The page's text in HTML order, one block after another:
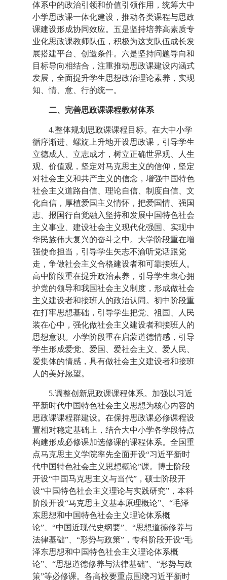
体系中的政治引领和价值引领作用，统筹大中
小学思政课一体化建设，推动各类课程与思政
课建设形成协同效应。五是坚持培养高素质专
业化思政课教师队伍，积极为这支队伍成长发
展搭建平台、创造条件。六是坚持问题导向和
目标导向相结合，注重推动思政课建设内涵式
发展，全面提升学生思想政治理论素养，实现
知、情、意、行的统一。
二、完善思政课课程教材体系
4.整体规划思政课课程目标。在大中小学
循序渐进、螺旋上升地开设思政课，引导学生
立德成人、立志成才，树立正确世界观、人生
观、价值观，坚定对马克思主义的信仰，坚定
对社会主义和共产主义的信念，增强中国特色
社会主义道路自信、理论自信、制度自信、文
化自信，厚植爱国主义情怀，把爱国情、强国
志、报国行自觉融入坚持和发展中国特色社会
主义事业、建设社会主义现代化强国、实现中
华民族伟大复兴的奋斗之中。大学阶段重在增
强使命担当，引导学生矢志不渝听党话跟党
走，争做社会主义合格建设者和可靠接班人。
高中阶段重在提升政治素养，引导学生衷心拥
护党的领导和我国社会主义制度，形成做社会
主义建设者和接班人的政治认同。初中阶段重
在打牢思想基础，引导学生把党、祖国、人民
装在心中，强化做社会主义建设者和接班人的
思想意识。小学阶段重在启蒙道德情感，引导
学生形成爱党、爱国、爱社会主义、爱人民、
爱集体的情感，具有做社会主义建设者和接班
人的美好愿望。
5.调整创新思政课课程体系。加强以习近
平新时代中国特色社会主义思想为核心内容的
思政课课程群建设。在保持思政课必修课程设
置相对稳定基础上，结合大中小学各学段特点
构建形成必修课加选修课的课程体系。全国重
点马克思主义学院率先全面开设“习近平新时
代中国特色社会主义思想概论”课。博士阶段
开设“中国马克思主义与当代”，硕士阶段开
设“中国特色社会主义理论与实践研究”，本科
阶段开设“马克思主义基本原理概论”、“毛泽
东思想和中国特色社会主义理论体系概
论”、“中国近现代史纲要”、“思想道德修养与
法律基础”、“形势与政策”，专科阶段开设“毛
泽东思想和中国特色社会主义理论体系概
论”、“思想道德修养与法律基础”、“形势与政
策”等必修课。各高校要重点围绕习近平新时